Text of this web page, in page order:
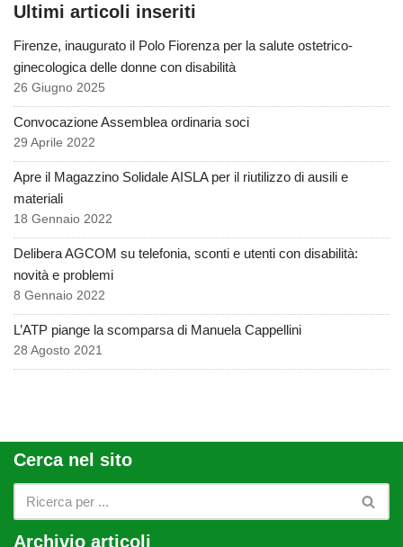
Ultimi articoli inseriti
Firenze, inaugurato il Polo Fiorenza per la salute ostetrico-
ginecologica delle donne con disabilità
26 Giugno 2025
Convocazione Assemblea ordinaria soci
29 Aprile 2022
Apre il Magazzino Solidale AISLA per il riutilizzo di ausili e
materiali
18 Gennaio 2022
Delibera AGCOM su telefonia, sconti e utenti con disabilità:
novità e problemi
8 Gennaio 2022
L’ATP piange la scomparsa di Manuela Cappellini
28 Agosto 2021
Cerca nel sito
Archivio articoli